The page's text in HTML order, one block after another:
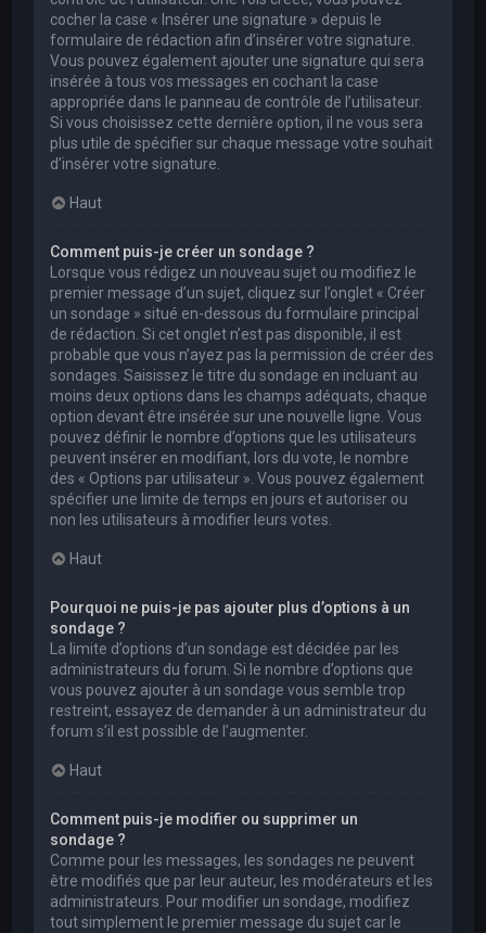
cocher la case « Insérer une signature » depuis le
formulaire de rédaction afin d’insérer votre signature.
Vous pouvez également ajouter une signature qui sera
insérée à tous vos messages en cochant la case
appropriée dans le panneau de contrôle de l’utilisateur.
Si vous choisissez cette dernière option, il ne vous sera
plus utile de spécifier sur chaque message votre souhait
d’insérer votre signature.
Haut
Comment puis-je créer un sondage ?
Lorsque vous rédigez un nouveau sujet ou modifiez le
premier message d’un sujet, cliquez sur l’onglet « Créer
un sondage » situé en-dessous du formulaire principal
de rédaction. Si cet onglet n’est pas disponible, il est
probable que vous n’ayez pas la permission de créer des
sondages. Saisissez le titre du sondage en incluant au
moins deux options dans les champs adéquats, chaque
option devant être insérée sur une nouvelle ligne. Vous
pouvez définir le nombre d’options que les utilisateurs
peuvent insérer en modifiant, lors du vote, le nombre
des « Options par utilisateur ». Vous pouvez également
spécifier une limite de temps en jours et autoriser ou
non les utilisateurs à modifier leurs votes.
Haut
Pourquoi ne puis-je pas ajouter plus d’options à un
sondage ?
La limite d’options d’un sondage est décidée par les
administrateurs du forum. Si le nombre d’options que
vous pouvez ajouter à un sondage vous semble trop
restreint, essayez de demander à un administrateur du
forum s’il est possible de l’augmenter.
Haut
Comment puis-je modifier ou supprimer un
sondage ?
Comme pour les messages, les sondages ne peuvent
être modifiés que par leur auteur, les modérateurs et les
administrateurs. Pour modifier un sondage, modifiez
tout simplement le premier message du sujet car le